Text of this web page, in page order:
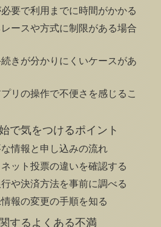
要で利用までに時間がかかる
ースや方式に制限がある場合
きが分かりにくいケースがあ
リの操作で不便さを感じるこ
で気をつけるポイント
情報と申し込みの流れ
ット投票の違いを確認する
や決済方法を事前に調べる
報の変更の手順を知る
するよくある不満